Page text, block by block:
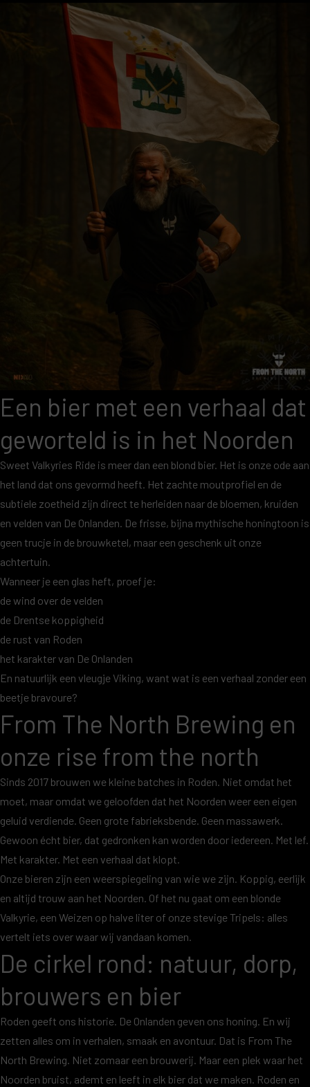
Een bier met een verhaal dat
geworteld is in het Noorden
Sweet Valkyries Ride is meer dan een blond bier. Het is onze ode aan
het land dat ons gevormd heeft. Het zachte moutprofiel en de
subtiele zoetheid zijn direct te herleiden naar de bloemen, kruiden
en velden van De Onlanden. De frisse, bijna mythische honingtoon is
geen trucje in de brouwketel, maar een geschenk uit onze
achtertuin.
Wanneer je een glas heft, proef je:
de wind over de velden
de Drentse koppigheid
de rust van Roden
het karakter van De Onlanden
En natuurlijk een vleugje Viking, want wat is een verhaal zonder een
beetje bravoure?
From The North Brewing en
onze rise from the north
Sinds 2017 brouwen we kleine batches in Roden. Niet omdat het
moet, maar omdat we geloofden dat het Noorden weer een eigen
geluid verdiende. Geen grote fabrieksbende. Geen massawerk.
Gewoon écht bier, dat gedronken kan worden door iedereen. Met lef.
Met karakter. Met een verhaal dat klopt.
Onze bieren zijn een weerspiegeling van wie we zijn. Koppig, eerlijk
en altijd trouw aan het Noorden. Of het nu gaat om een blonde
Valkyrie, een Weizen op halve liter of onze stevige Tripels: alles
vertelt iets over waar wij vandaan komen.
De cirkel rond: natuur, dorp,
brouwers en bier
Roden geeft ons historie. De Onlanden geven ons honing. En wij
zetten alles om in verhalen, smaak en avontuur. Dat is From The
North Brewing. Niet zomaar een brouwerij. Maar een plek waar het
Noorden bruist, ademt en leeft in elk bier dat we maken. Roden en